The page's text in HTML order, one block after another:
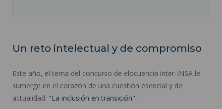
Un reto intelectual y de compromiso
Este año, el tema del concurso de elocuencia inter-INSA le
sumerge en el corazón de una cuestión esencial y de
actualidad: "La inclusión en transición".